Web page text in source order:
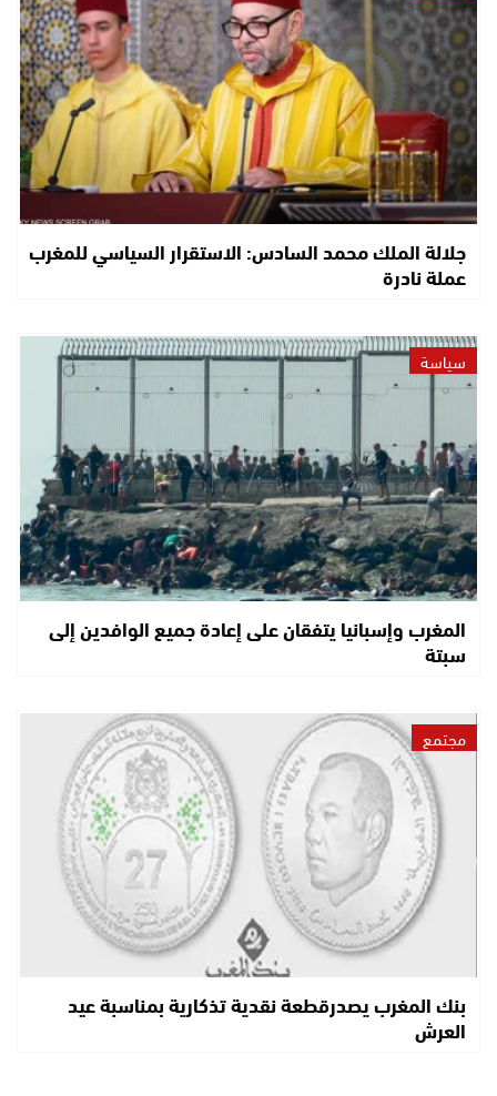
جلالة الملك محمد السادس: الاستقرار السياسي للمغرب
عملة نادرة
سياسة
المغرب وإسبانيا يتفقان على إعادة جميع الوافدين إلى
سبتة
مجتمع
بنك المغرب يصدرقطعة نقدية تذكارية بمناسبة عيد
العرش